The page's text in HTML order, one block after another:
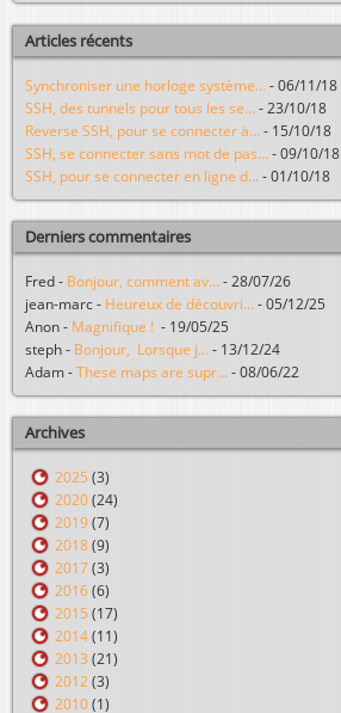
Articles récents
Synchroniser une horloge système... - 06/11/18
SSH, des tunnels pour tous les se... - 23/10/18
Reverse SSH, pour se connecter à... - 15/10/18
SSH, se connecter sans mot de pas... - 09/10/18
SSH, pour se connecter en ligne d... - 01/10/18
Derniers commentaires
Fred - Bonjour, comment av... - 28/07/26
jean-marc - Heureux de découvri... - 05/12/25
Anon - Magnifique ! - 19/05/25
steph - Bonjour, Lorsque j... - 13/12/24
Adam - These maps are supr... - 08/06/22
Archives
2025 (3)
2020 (24)
2019 (7)
2018 (9)
2017 (3)
2016 (6)
2015 (17)
2014 (11)
2013 (21)
2012 (3)
2010 (1)